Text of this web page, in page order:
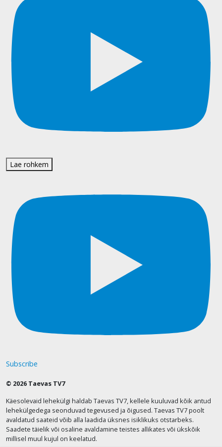
Lae rohkem
Subscribe
© 2026 Taevas TV7
Käesolevaid lehekülgi haldab Taevas TV7, kellele kuuluvad kõik antud
lehekülgedega seonduvad tegevused ja õigused. Taevas TV7 poolt
avaldatud saateid võib alla laadida üksnes isiklikuks otstarbeks.
Saadete täielik või osaline avaldamine teistes allikates või ükskõik
millisel muul kujul on keelatud.